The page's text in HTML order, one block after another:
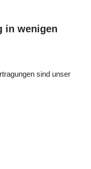
in wenigen
sind unser